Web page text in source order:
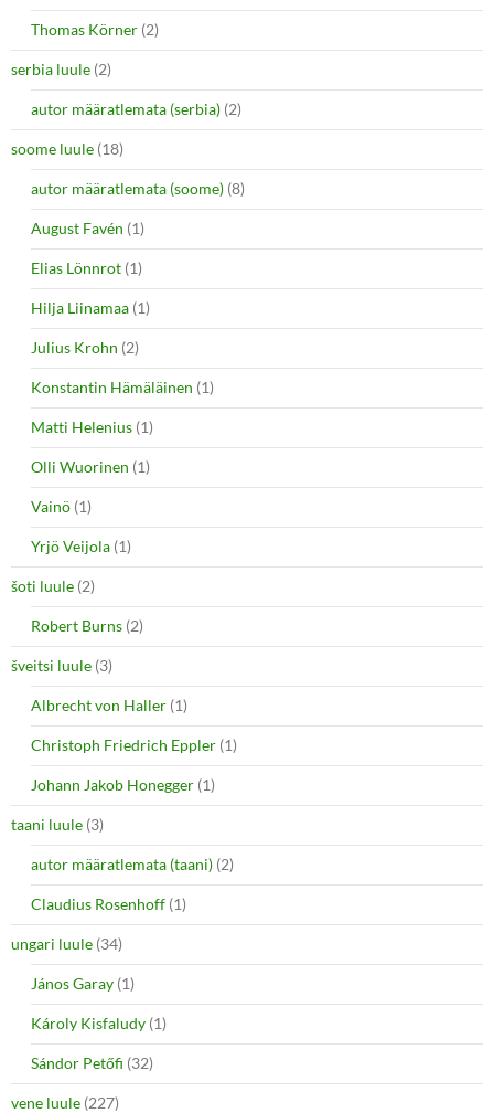
Thomas Körner (2)
serbia luule (2)
autor määratlemata (serbia) (2)
soome luule (18)
autor määratlemata (soome) (8)
August Favén (1)
Elias Lönnrot (1)
Hilja Liinamaa (1)
Julius Krohn (2)
Konstantin Hämäläinen (1)
Matti Helenius (1)
Olli Wuorinen (1)
Vainö (1)
Yrjö Veijola (1)
šoti luule (2)
Robert Burns (2)
šveitsi luule (3)
Albrecht von Haller (1)
Christoph Friedrich Eppler (1)
Johann Jakob Honegger (1)
taani luule (3)
autor määratlemata (taani) (2)
Claudius Rosenhoff (1)
ungari luule (34)
János Garay (1)
Károly Kisfaludy (1)
Sándor Petőfi (32)
vene luule (227)